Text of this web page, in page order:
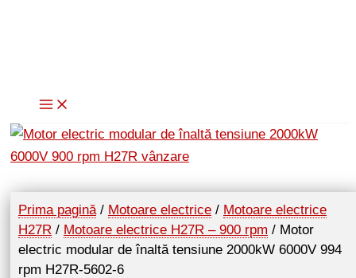
Prima pagină/ Motoare electrice / Motoare electrice
H27R / Motoare electrice H27R – 900 rpm / Motor
electric modular de înaltă tensiune 2000kW 6000V 994
rpm H27R-5602-6